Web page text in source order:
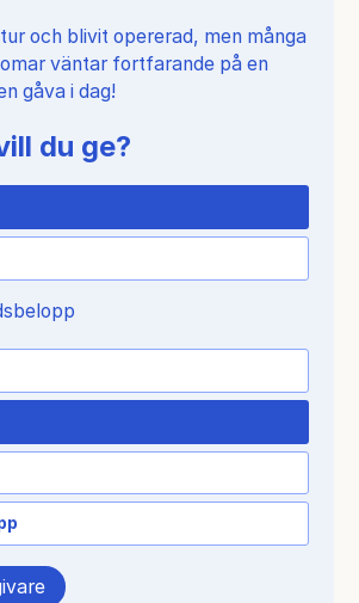
och blivit opererad, men många
väntar fortfarande på en
gåva i dag!
du ge?